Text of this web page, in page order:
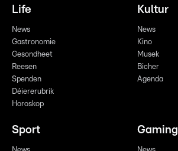
Life
News
Gastronomie
Gesondheet
Reesen
Spenden
Déiererubrik
Horoskop
Kultur
News
Kino
Musek
Bicher
Agenda
Sport Gaming